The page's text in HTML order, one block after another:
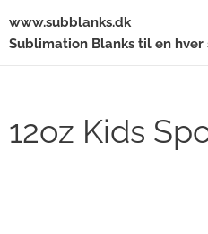
Sublimation Blanks til en hver
12oz Kids